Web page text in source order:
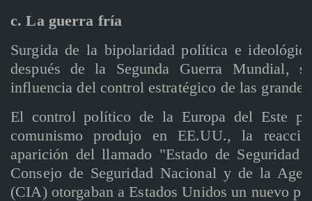
c. La guerra fría
Surgida de la bipolaridad política e
después de la Segunda Guerra Mundial,
influencia del control estratégico de las
El control político de la Europa del Este
comunismo produjo en EE.UU., la
aparición del llamado "Estado de Seguridad
Consejo de Seguridad Nacional y de la
(CIA) otorgaban a Estados Unidos un nuevo